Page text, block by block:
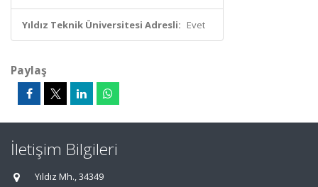
Yıldız Teknik Üniversitesi Adresli: Evet
Paylaş
İletişim Bilgileri
Yıldız Mh., 34349